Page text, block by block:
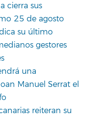
cierra sus
25 de agosto
su último
gestores
una
Manuel Serrat el
reiteran su